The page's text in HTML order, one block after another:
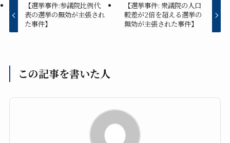
【選挙事件:参議院比例代
表の選挙の無効が主張され
た事件】
【選挙事件: 衆議院の人口
較差が2倍を超える選挙の
無効が主張された事件】
この記事を書いた人